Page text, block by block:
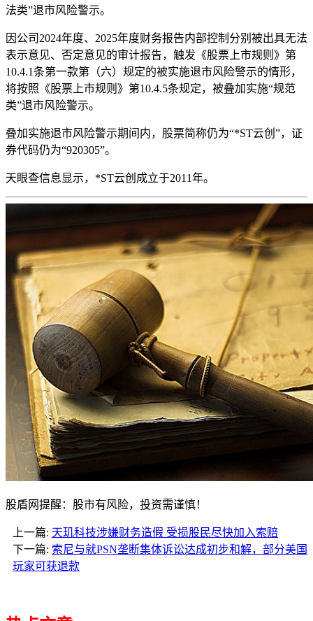
法类”退市风险警示。
因公司2024年度、2025年度财务报告内部控制分别被出具无法
表示意见、否定意见的审计报告，触发《股票上市规则》第
10.4.1条第一款第（六）规定的被实施退市风险警示的情形，
将按照《股票上市规则》第10.4.5条规定，被叠加实施“规范
类”退市风险警示。
叠加实施退市风险警示期间内，股票简称仍为“*ST云创”，证
券代码仍为“920305”。
天眼查信息显示，*ST云创成立于2011年。
股盾网提醒：股市有风险，投资需谨慎！
上一篇: 天玑科技涉嫌财务造假 受损股民尽快加入索赔
下一篇: 索尼与就PSN垄断集体诉讼达成初步和解，部分美国
玩家可获退款